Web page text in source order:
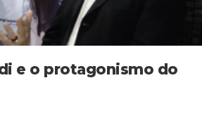
e o protagonismo do